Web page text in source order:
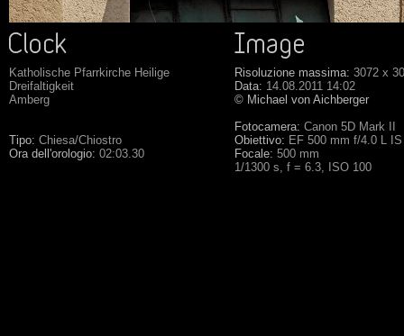
Katholische Pfarrkirche Heilige
Dreifaltigkeit
Amberg
Tipo: Chiesa/Chiostro
Ora dell'orologio: 02:03.30
Risoluzione massima: 3072 x
Data: 14.08.2011 14:02
© Michael von Aichberger
Fotocamera: Canon 5D Mark II
Obiettivo: EF 500 mm f/4.0 L
Focale: 500 mm
1/1300 s, f = 6.3, ISO 100